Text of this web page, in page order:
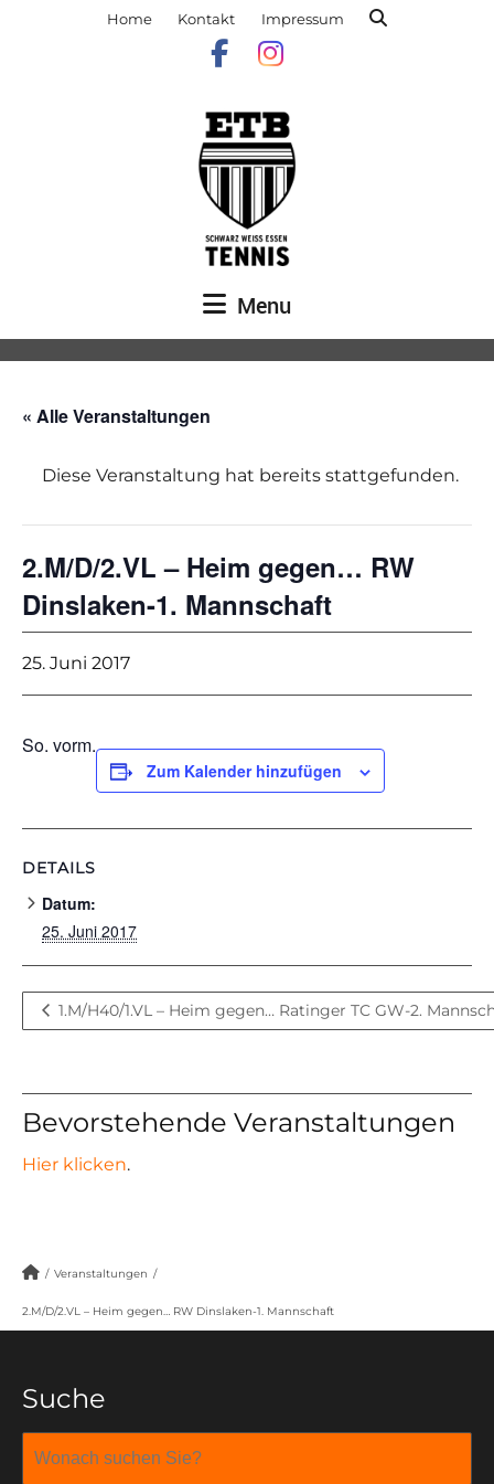
Home Kontakt Impressum
Menu
« Alle Veranstaltungen
Diese Veranstaltung hat bereits stattgefunden.
2.M/D/2.VL – Heim gegen… RW
Dinslaken-1. Mannschaft
25. Juni 2017
So. vorm.
Zum Kalender hinzufügen
DETAILS
Datum:
25. Juni 2017
1.M/H40/1.VL – Heim gegen… Ratinger TC GW-2.
Bevorstehende Veranstaltungen
Hier klicken.
/ Veranstaltungen /
2.M/D/2.VL – Heim gegen… RW Dinslaken-1. Mannschaft
Suche